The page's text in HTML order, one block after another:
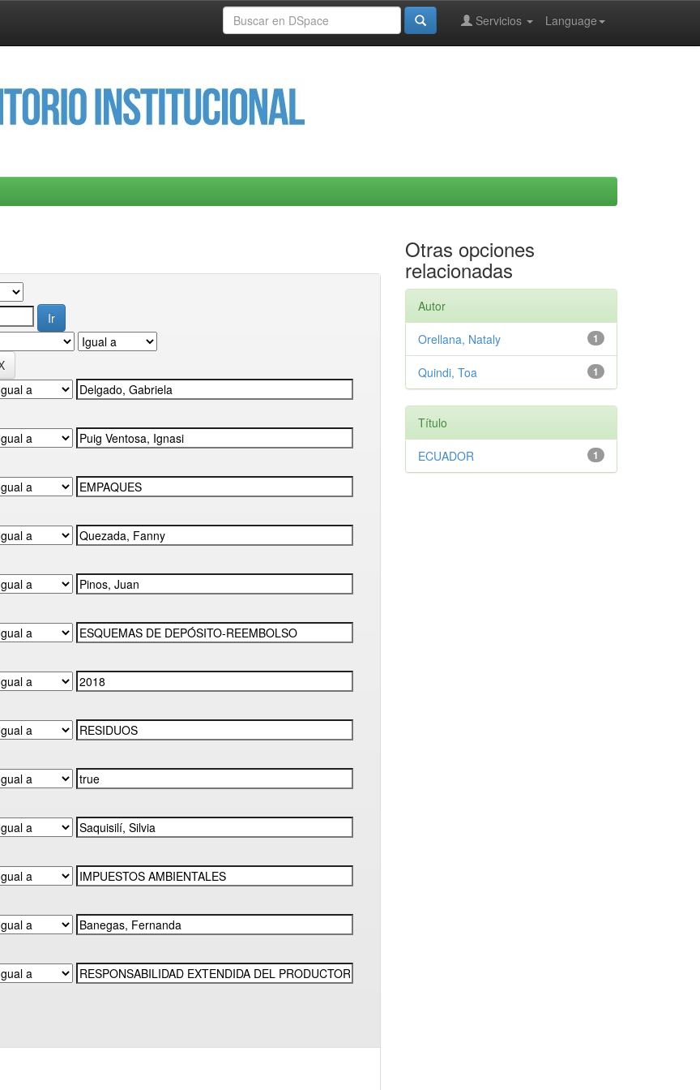
Language
Servicios
Otras opciones
relacionadas
Autor
1
Orellana, Nataly
1
Quindi, Toa
Título
1
ECUADOR